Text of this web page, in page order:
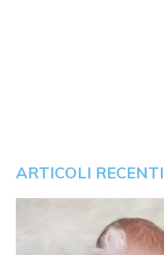
ARTICOLI RECENTI